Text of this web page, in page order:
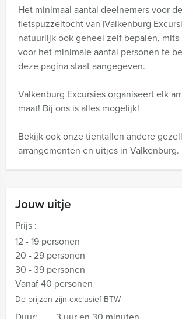
Jouw uitje
Prijs :
12 - 19 personen
20 - 29 personen
30 - 39 personen
Vanaf 40 personen
De prijzen zijn exclusief BTW
Het minimaal aantal deelnemers voor
fietspuzzeltocht van |Valkenburg
natuurlijk ook geheel zelf bepalen,
voor het minimale aantal personen te
deze pagina staat aangegeven.
Valkenburg Excursies organiseert elk
maat! Bij ons is alles mogelijk!
Bekijk ook onze tientallen andere
arrangementen en uitjes in Valkenburg.